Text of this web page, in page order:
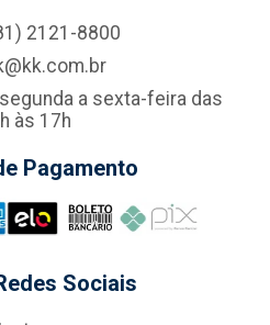
2121-8800
a sexta-feira das
às 17h
Pagamento
Sociais